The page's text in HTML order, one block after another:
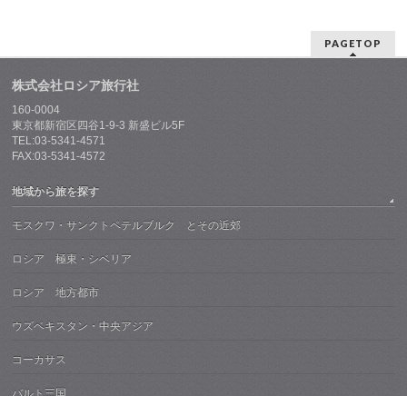
PAGETOP
株式会社ロシア旅行社
160-0004
東京都新宿区四谷1-9-3 新盛ビル5F
TEL:03-5341-4571
FAX:03-5341-4572
地域から旅を探す
モスクワ・サンクトペテルブルク とその近郊
ロシア 極東・シベリア
ロシア 地方都市
ウズベキスタン・中央アジア
コーカサス
バルト三国